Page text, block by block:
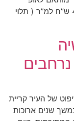
הפעילות וצורכי השימוש. מחיר שיווק 45-55 ש”ח למ”ר ( תלוי
של העיר קריית
שנים ארוכות